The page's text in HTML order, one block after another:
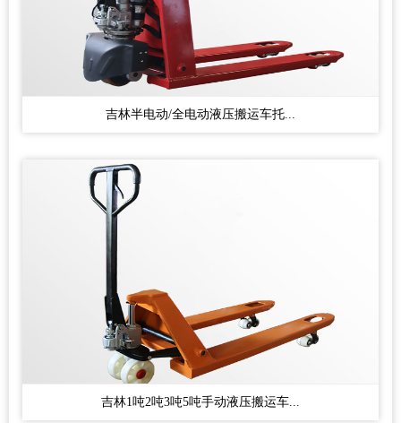
吉林半电动/全电动液压搬运车托...
吉林1吨2吨3吨5吨手动液压搬运车...